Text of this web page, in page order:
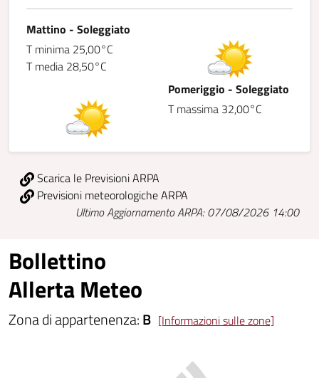
Mattino - Soleggiato
T minima 25,00°C
T media 28,50°C
Pomeriggio - Soleggiato
T massima 32,00°C
Scarica le Previsioni ARPA
Previsioni meteorologiche ARPA
Ultimo Aggiornamento ARPA: 07/08/2026 14:00
Bollettino
Allerta Meteo
Zona di appartenenza:B [Informazioni sulle zone]